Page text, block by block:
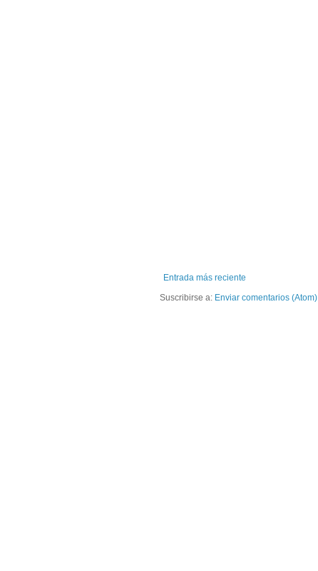
Entrada más reciente
Suscribirse a: Enviar comentarios (Atom)